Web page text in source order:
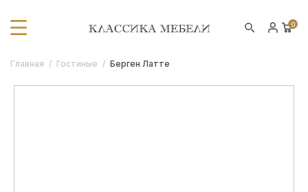
0
Главная / Гостиные / Берген Латте